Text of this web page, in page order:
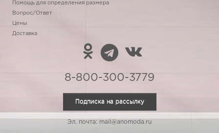
Помощь для определения размера
Вопрос/Ответ
Цены
Доставка
8-800-300-3779
Подписка на рассылку
Эл. почта: mail@anomoda.ru